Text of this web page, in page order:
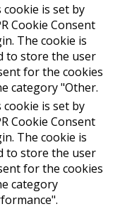
cookie is set by
Cookie Consent
The cookie is
to store the user
for the cookies
category "Other.
cookie is set by
Cookie Consent
The cookie is
to store the user
for the cookies
category